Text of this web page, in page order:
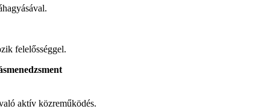
felelősséggel.
aktív közreműködés.